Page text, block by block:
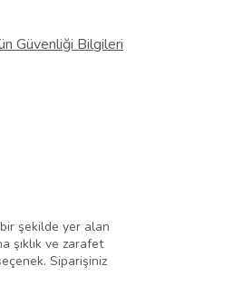
Güvenliği Bilgileri
şekilde yer alan
şıklık ve zarafet
Siparişiniz